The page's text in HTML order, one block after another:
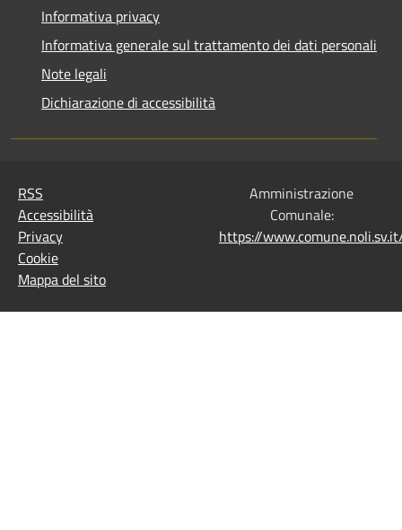
Informativa privacy
Informativa generale sul trattamento dei dati personali
Note legali
Dichiarazione di accessibilità
RSS
Accessibilità
Privacy
Cookie
Mappa del sito
Amministrazione
Comunale:
https://